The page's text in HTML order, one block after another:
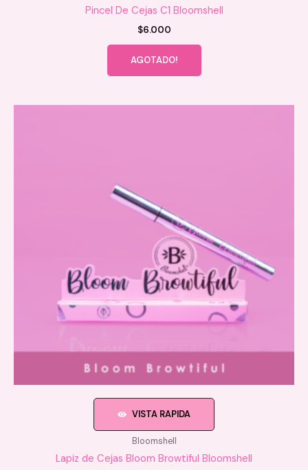
Pincel De Cejas C1 Bloomshell
$6.000
AGOTADO!
VISTA RAPIDA
Bloomshell
Lapiz de Cejas Bloom Browtiful Bloomshell